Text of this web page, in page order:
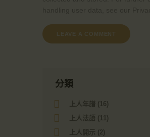
分類
上人年譜 (16)
上人法語 (11)
上人開示 (2)